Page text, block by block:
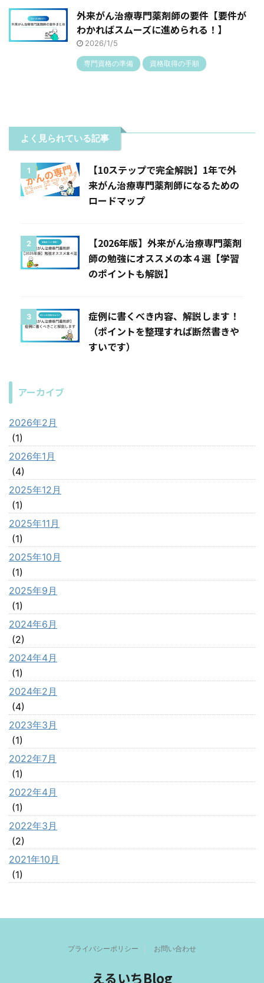
外来がん治療専門薬剤師の要件【要件が
わかればスムーズに進められる！】
2026/1/5
専門資格の準備 資格取得の手順
よく見られている記事
1
【10ステップで完全解説】1年で外
来がん治療専門薬剤師になるための
ロードマップ
2
【2026年版】外来がん治療専門薬剤
師の勉強にオススメの本４選【学習
のポイントも解説】
3
症例に書くべき内容、解説します！
（ポイントを整理すれば断然書きや
すいです）
アーカイブ
2026年2月
(1)
2026年1月
(4)
2025年12月
(1)
2025年11月
(1)
2025年10月
(1)
2025年9月
(1)
2024年6月
(2)
2024年4月
(1)
2024年2月
(4)
2023年3月
(1)
2022年7月
(1)
2022年4月
(1)
2022年3月
(2)
2021年10月
(1)
プライバシーポリシー お問い合わせ
えるいちBlog